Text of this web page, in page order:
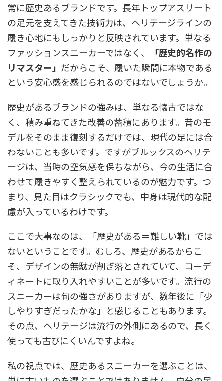
常に歴史あるブランドです。長年トップアスリート
の足元を支えてきた技術力は、ヘリテージラインの
履き心地にもしっかりと反映されています。単なる
ファッションスニーカーではなく、
「歴史的名作の
リマスター」 だからこそ、履いた瞬間に本物である
という安心感を感じられるのではないでしょうか。
歴史があるブランドの強みは、単なる懐古ではな
く、積み重ねてきた改善の蓄積にあります。昔のモ
デルをそのまま復刻するだけでは、現代の足には合
わないことも多いです。ですがブルックスのヘリテ
ージは、当時の空気感を保ちながら、今の生活に合
わせて履きやすく整えられているのが魅力です。つ
まり、見た目はクラシックでも、中身は現代的な配
慮が入っているわけです。
ここで大事なのは、「歴史がある＝難しい靴」では
ないということです。むしろ、歴史があるからこ
そ、デザインの無駄が削ぎ落とされていて、コーデ
ィネートに取り入れやすいことが多いです。流行の
スニーカーは旬の強さがありますが、数年後に「少
しやりすぎだったかな」と感じることもあります。
その点、ヘリテージは流行の外側にあるので、長く
使っても古びにくいんですよね。
私の視点では、歴史あるスニーカーを選ぶことは、